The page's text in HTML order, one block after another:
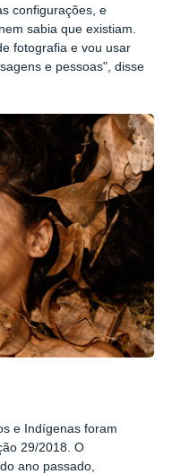
configurações, e
sabia que existiam.
fotografia e vou usar
e pessoas", disse
e Indígenas foram
29/2018. O
ano passado,